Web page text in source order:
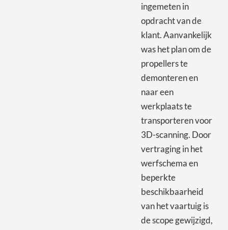
ingemeten in
opdracht van de
klant. Aanvankelijk
was het plan om de
propellers te
demonteren en
naar een
werkplaats te
transporteren voor
3D-scanning. Door
vertraging in het
werfschema en
beperkte
beschikbaarheid
van het vaartuig is
de scope gewijzigd,